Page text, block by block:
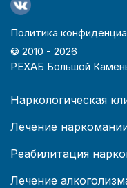
Политика
© 2010 - 2026
РЕХАБ Большой
Наркологическая
Лечение
Реабилитация
Лечение